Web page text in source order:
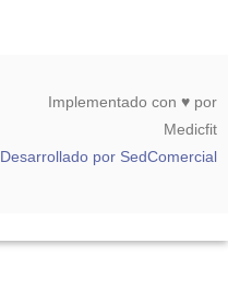
Implementado con ♥ por
Medicfit
Desarrollado por SedComercial